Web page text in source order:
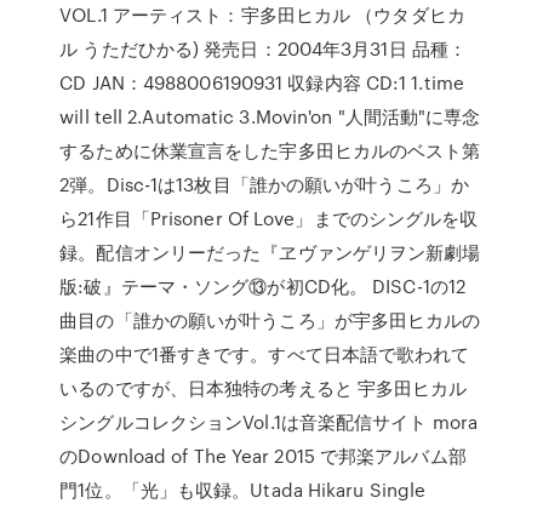
VOL.1 アーティスト：宇多田ヒカル （ウタダヒカ
ル うただひかる) 発売日：2004年3月31日 品種：
CD JAN：4988006190931 収録内容 CD:1 1.time
will tell 2.Automatic 3.Movin'on "人間活動"に専念
するために休業宣言をした宇多田ヒカルのベスト第
2弾。Disc-1は13枚目「誰かの願いが叶うころ」か
ら21作目「Prisoner Of Love」までのシングルを収
録。配信オンリーだった『ヱヴァンゲリヲン新劇場
版:破』テーマ・ソング⑬が初CD化。 DISC-1の12
曲目の「誰かの願いが叶うころ」が宇多田ヒカルの
楽曲の中で1番すきです。すべて日本語で歌われて
いるのですが、日本独特の考えると 宇多田ヒカル
シングルコレクションVol.1は音楽配信サイト mora
のDownload of The Year 2015 で邦楽アルバム部
門1位。「光」も収録。Utada Hikaru Single